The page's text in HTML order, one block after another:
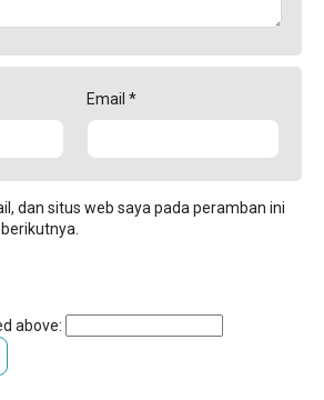
Email *
dan situs web saya pada peramban ini
above: